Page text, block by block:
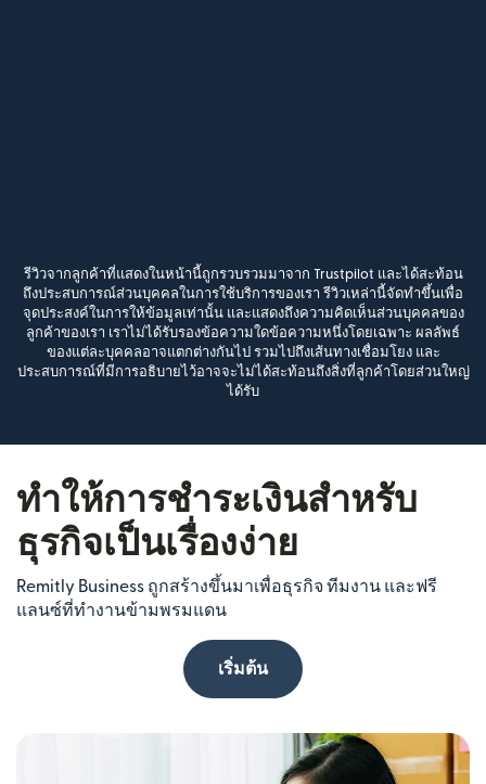
รีวิวจากลูกค้าที่แสดงในหน้านี้ถูกรวบรวมมาจาก Trustpilot และได้สะท้อน
ถึงประสบการณ์ส่วนบุคคลในการใช้บริการของเรา รีวิวเหล่านี้จัดทำขึ้นเพื่อ
จุดประสงค์ในการให้ข้อมูลเท่านั้น และแสดงถึงความคิดเห็นส่วนบุคคลของ
ลูกค้าของเรา เราไม่ได้รับรองข้อความใดข้อความหนึ่งโดยเฉพาะ ผลลัพธ์
ของแต่ละบุคคลอาจแตกต่างกันไป รวมไปถึงเส้นทางเชื่อมโยง และ
ประสบการณ์ที่มีการอธิบายไว้อาจจะไม่ได้สะท้อนถึงสิ่งที่ลูกค้าโดยส่วนใหญ่
ได้รับ
ทำให้การชำระเงินสำหรับ
ธุรกิจเป็นเรื่องง่าย
Remitly Business ถูกสร้างขึ้นมาเพื่อธุรกิจ ทีมงาน และฟรี
แลนซ์ที่ทำงานข้ามพรมแดน
เริ่มต้น